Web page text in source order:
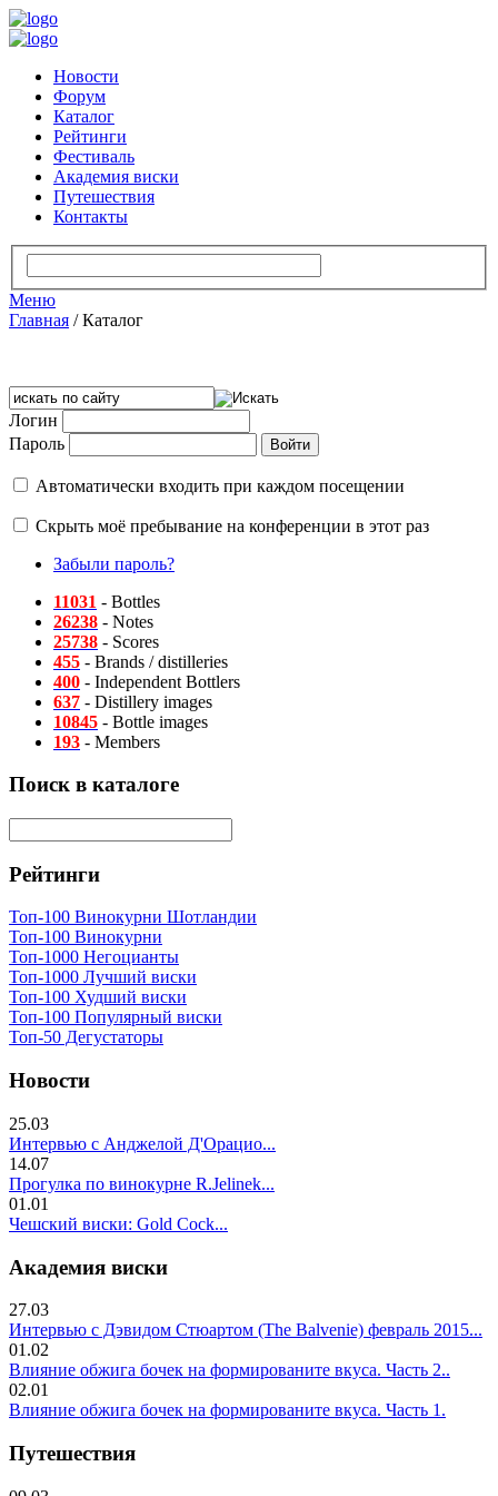
Новости
Форум
Каталог
Рейтинги
Фестиваль
Академия виски
Путешествия
Контакты
Меню
Главная /Каталог
Логин
Пароль
Автоматически входить при каждом посещении
Скрыть моё пребывание на конференции в этот раз
Забыли пароль?
11031 - Bottles
26238 - Notes
25738 - Scores
455 - Brands / distilleries
400 - Independent Bottlers
637 - Distillery images
10845 - Bottle images
193 - Members
Поиск в каталоге
Рейтинги
Топ-100 Винокурни Шотландии
Топ-100 Винокурни
Топ-1000 Негоцианты
Топ-1000 Лучший виски
Топ-100 Худший виски
Топ-100 Популярный виски
Топ-50 Дегустаторы
Новости
25.03
Интервью с Анджелой Д'Орацио...
14.07
Прогулка по винокурне R.Jelinek...
01.01
Чешский виски: Gold Cock...
Академия виски
27.03
Интервью с Дэвидом Стюартом (The Balvenie) февраль 2015...
01.02
Влияние обжига бочек на формированите вкуса. Часть 2..
02.01
Влияние обжига бочек на формированите вкуса. Часть 1.
Путешествия